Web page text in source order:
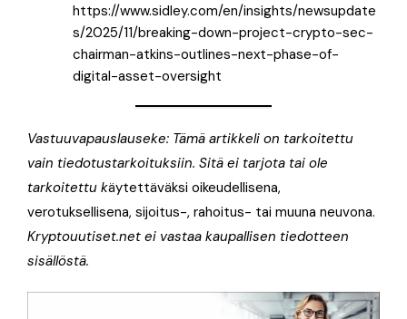
https://www.sidley.com/en/insights/newsupdate
s/2025/11/breaking-down-project-crypto-sec-
chairman-atkins-outlines-next-phase-of-
digital-asset-oversight
Vastuuvapauslauseke: Tämä artikkeli on tarkoitettu
vain tiedotustarkoituksiin. Sitä ei tarjota tai ole
tarkoitettu käytettäväksi oikeudellisena,
verotuksellisena, sijoitus-, rahoitus- tai muuna neuvona.
Kryptouutiset.net ei vastaa kaupallisen tiedotteen
sisällöstä.